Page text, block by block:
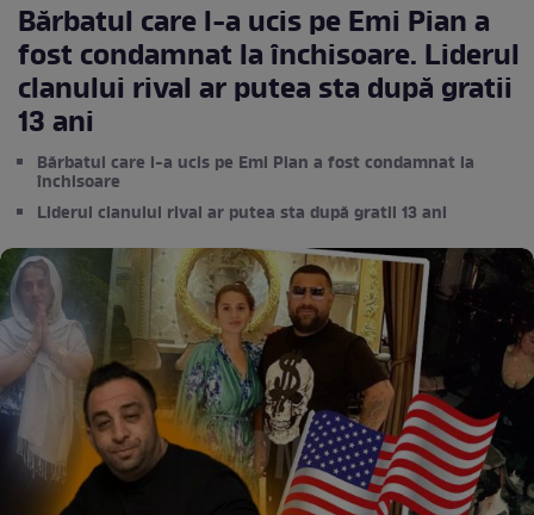
Bărbatul care l-a ucis pe Emi Pian a
fost condamnat la închisoare. Liderul
clanului rival ar putea sta după gratii
13 ani
Bărbatul care l-a ucis pe Emi Pian a fost condamnat la
închisoare
Liderul clanului rival ar putea sta după gratii 13 ani